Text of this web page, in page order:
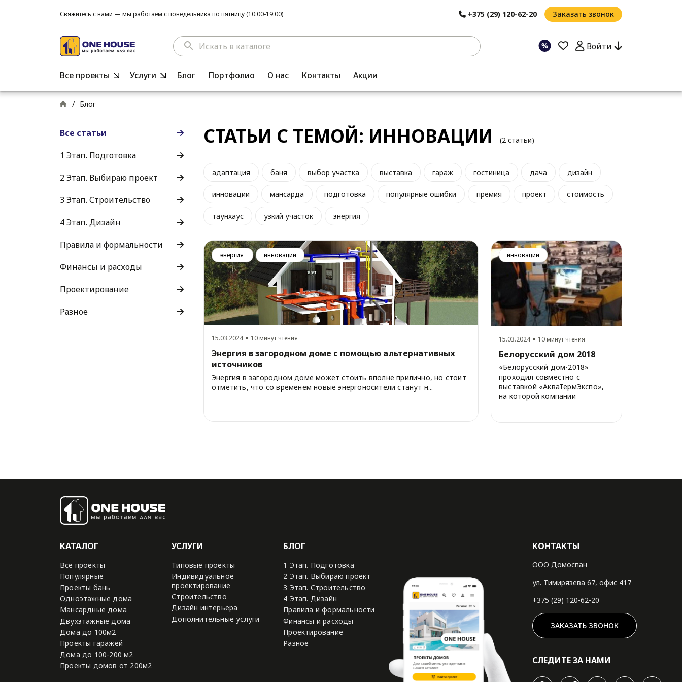
Свяжитесь с нами — мы работаем с понедельника по пятницу (10:00-19:00) +375 (29) 120-62-20 Заказать звонок
search Войти
Все проекты Услуги Блог Портфолио О нас Контакты Акции
/ Блог
Все статьи
1 Этап. Подготовка
2 Этап. Выбираю проект
3 Этап. Строительство
4 Этап. Дизайн
Правила и формальности
Финансы и расходы
Проектирование
Разное
СТАТЬИ С ТЕМОЙ: ИННОВАЦИИ (2 статьи)
адаптация баня выбор участка выставка гараж гостиница дача дизайн
инновации мансарда подготовка популярные ошибки премия проект стоимость
таунхаус узкий участок энергия
энергия инновации
15.03.2024 10 минут чтения
Энергия в загородном доме с помощью альтернативных
источников
Энергия в загородном доме может стоить вполне прилично, но стоит
отметить, что со временем новые энергоносители станут н...
инновации
15.03.2024 10 минут чтения
Белорусский дом 2018
«Белорусский дом-2018»
проходил совместно с
выставкой «АкваТермЭкспо»,
на которой компании
КАТАЛОГ
Все проекты
Популярные
Проекты бань
Одноэтажные дома
Мансардные дома
Двухэтажные дома
Дома до 100м2
Проекты гаражей
Дома до 100-200 м2
Проекты домов от 200м2
УСЛУГИ
Типовые проекты
Индивидуальное
проектирование
Строительство
Дизайн интерьера
Дополнительные услуги
БЛОГ
1 Этап. Подготовка
2 Этап. Выбираю проект
3 Этап. Строительство
4 Этап. Дизайн
Правила и формальности
Финансы и расходы
Проектирование
Разное
КОНТАКТЫ
ООО Домоспан
ул. Тимирязева 67, офис 417
+375 (29) 120-62-20
ЗАКАЗАТЬ ЗВОНОК
СЛЕДИТЕ ЗА НАМИ